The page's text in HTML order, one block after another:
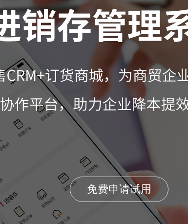
免费申请试用